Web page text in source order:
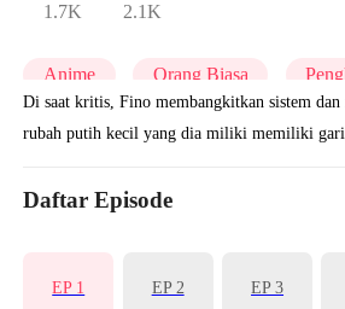
1.7K 2.1K
Anime Orang Biasa
Di saat kritis, Fino membangkitkan sistem dan
rubah putih kecil yang dia miliki memiliki
dan dikirim bekerja di tambang. Setelah
Daftar Episode
EP 1 EP 2 EP 3